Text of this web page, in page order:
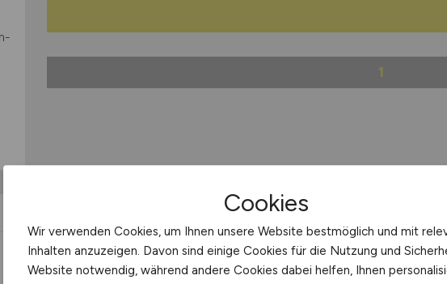
1
Cookies
Wir verwenden Cookies, um Ihnen unsere Website bestmöglich und mit
Inhalten anzuzeigen. Davon sind einige Cookies für die Nutzung und
Website notwendig, während andere Cookies dabei helfen, Ihnen